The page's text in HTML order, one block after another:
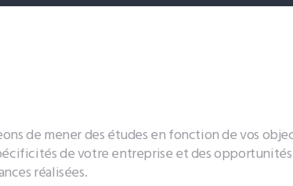
de
de mener des études en fonction de vos
de votre entreprise et des
réalisées.